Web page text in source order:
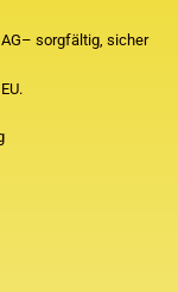
sorgfältig, sicher